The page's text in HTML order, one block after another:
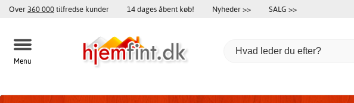
Over 360 000tilfredse kunder 14 dages åbent køb! Nyheder >> SALG >>
Menu